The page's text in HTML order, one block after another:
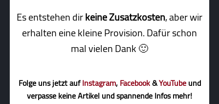
Es entstehen dirkeine Zusatzkosten, aber wir
erhalten eine kleine Pro­vi­sion. Dafür schon
mal vielen Dank 🙂
Folge uns jetzt aufInstagram,Facebook&YouTubeund
verpasse keine Artikel und spannende Infos mehr!